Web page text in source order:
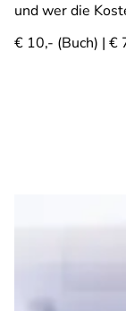
und wer die
€ 10,- (Buch) | €